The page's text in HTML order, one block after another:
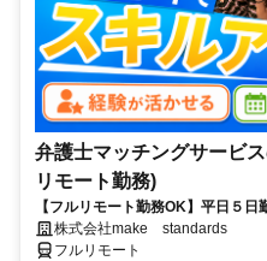
弁護士マッチングサービ
リモート勤務)
【フルリモート勤務OK】平日５
ルが身につく営業職
株式会社make standards
フルリモート